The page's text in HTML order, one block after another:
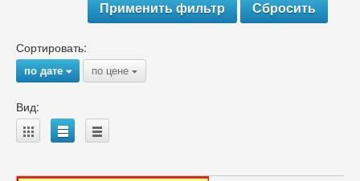
Сортировать:
по дате{ по цене {
Вид:
A B C